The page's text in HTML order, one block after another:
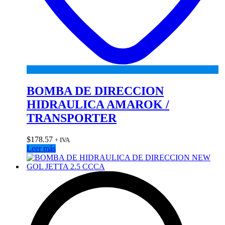
BOMBA DE DIRECCION
HIDRAULICA AMAROK /
TRANSPORTER
$178.57 + IVA
Leer más